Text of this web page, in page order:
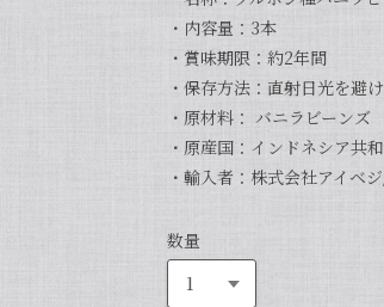
・内容量：3本
・賞味期限：約2年間
・保存方法：直射日光を避
・原材料： バニラビーンズ
・原産国：インドネシア共
・輸入者：株式会社アイベ
数量